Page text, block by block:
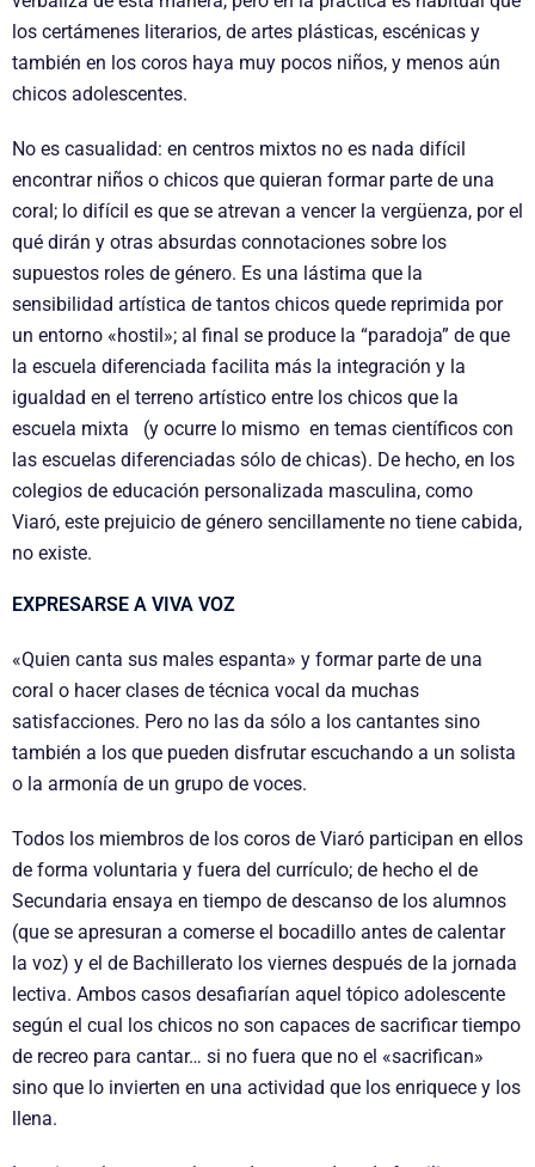
los certámenes literarios, de artes plásticas, escénicas y
también en los coros haya muy pocos niños, y menos aún
chicos adolescentes.
No es casualidad: en centros mixtos no es nada difícil
encontrar niños o chicos que quieran formar parte de una
coral; lo difícil es que se atrevan a vencer la vergüenza, por el
qué dirán y otras absurdas connotaciones sobre los
supuestos roles de género. Es una lástima que la
sensibilidad artística de tantos chicos quede reprimida por
un entorno «hostil»; al final se produce la “paradoja” de que
la escuela diferenciada facilita más la integración y la
igualdad en el terreno artístico entre los chicos que la
escuela mixta (y ocurre lo mismo en temas científicos con
las escuelas diferenciadas sólo de chicas). De hecho, en los
colegios de educación personalizada masculina, como
Viaró, este prejuicio de género sencillamente no tiene cabida,
no existe.
EXPRESARSE A VIVA VOZ
«Quien canta sus males espanta» y formar parte de una
coral o hacer clases de técnica vocal da muchas
satisfacciones. Pero no las da sólo a los cantantes sino
también a los que pueden disfrutar escuchando a un solista
o la armonía de un grupo de voces.
Todos los miembros de los coros de Viaró participan en ellos
de forma voluntaria y fuera del currículo; de hecho el de
Secundaria ensaya en tiempo de descanso de los alumnos
(que se apresuran a comerse el bocadillo antes de calentar
la voz) y el de Bachillerato los viernes después de la jornada
lectiva. Ambos casos desafiarían aquel tópico adolescente
según el cual los chicos no son capaces de sacrificar tiempo
de recreo para cantar… si no fuera que no el «sacrifican»
sino que lo invierten en una actividad que los enriquece y los
llena.